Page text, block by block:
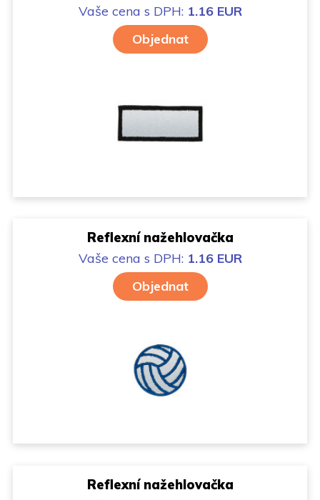
Vaše cena s DPH: 1.16 EUR
Objednat
Reflexní nažehlovačka
Vaše cena s DPH: 1.16 EUR
Objednat
Reflexní nažehlovačka